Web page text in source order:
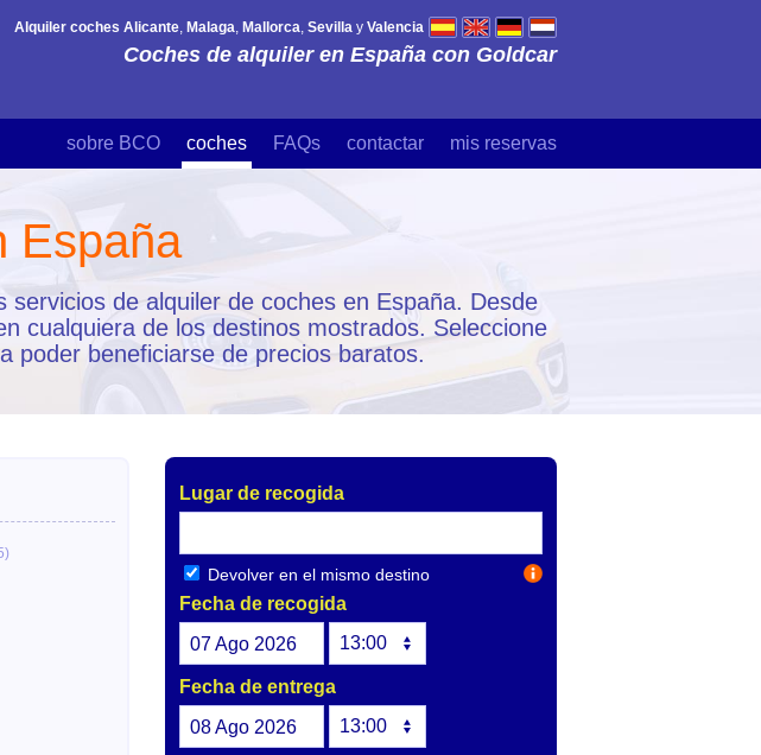
España
de alquiler de coches en España. Desde
cualquiera de los destinos mostrados. Seleccione
poder beneficiarse de precios baratos.
Lugar de recogida
Devolver en el mismo destino
Fecha de recogida
07Ago 2026
Fecha de entrega
08Ago 2026
Coches de alquiler en España con Goldcar
Alquiler coches Alicante, Malaga, Mallorca, Sevilla y Valencia
sobre BCO coches FAQs contactar mis reservas